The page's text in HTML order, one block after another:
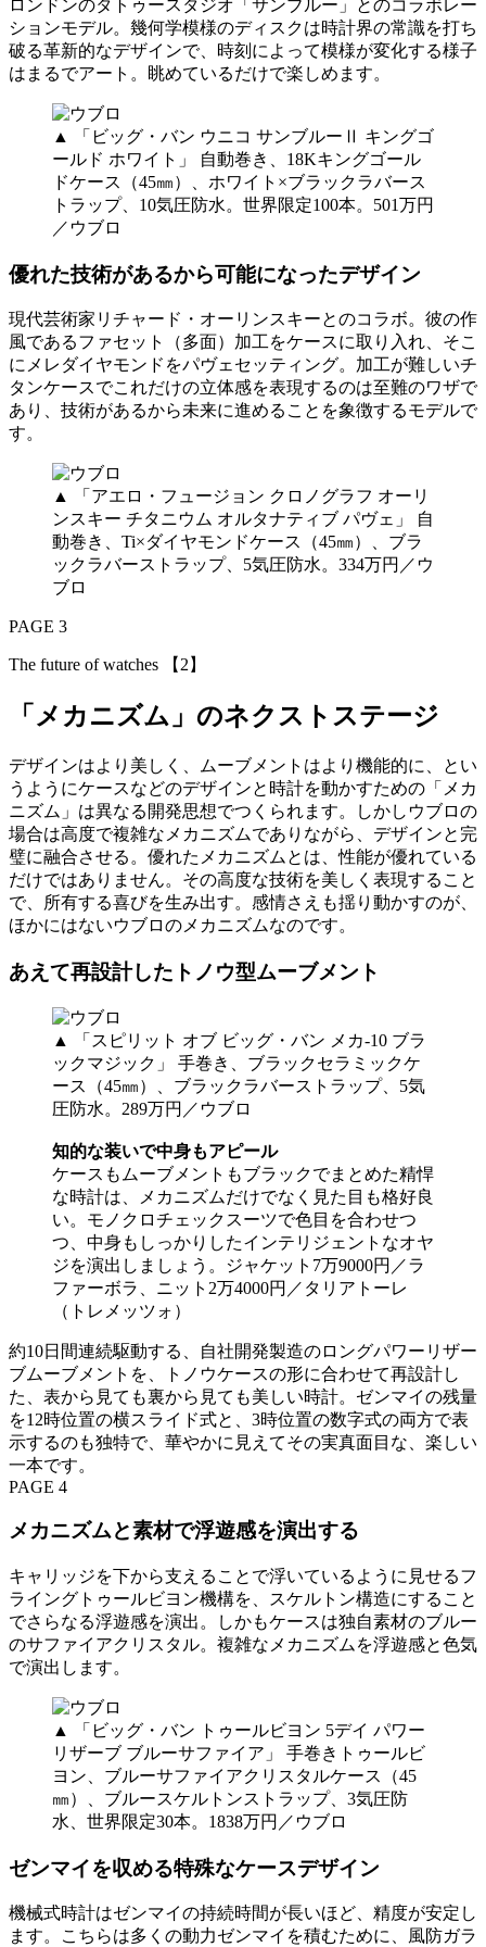
ロンドンのタトゥースタジオ「サンブルー」とのコラボレー
ションモデル。幾何学模様のディスクは時計界の常識を打ち
破る革新的なデザインで、時刻によって模様が変化する様子
はまるでアート。眺めているだけで楽しめます。
▲ 「ビッグ・バン ウニコ サンブルーⅡ キングゴ
ールド ホワイト」 自動巻き、18Kキングゴール
ドケース（45㎜）、ホワイト×ブラックラバース
トラップ、10気圧防水。世界限定100本。501万円
／ウブロ
優れた技術があるから可能になったデザイン
現代芸術家リチャード・オーリンスキーとのコラボ。彼の作
風であるファセット（多面）加工をケースに取り入れ、そこ
にメレダイヤモンドをパヴェセッティング。加工が難しいチ
タンケースでこれだけの立体感を表現するのは至難のワザで
あり、技術があるから未来に進めることを象徴するモデルで
す。
▲ 「アエロ・フュージョン クロノグラフ オーリ
ンスキー チタニウム オルタナティブ パヴェ」 自
動巻き、Ti×ダイヤモンドケース（45㎜）、ブラ
ックラバーストラップ、5気圧防水。334万円／ウ
ブロ
PAGE 3
The future of watches 【2】
「メカニズム」のネクストステージ
デザインはより美しく、ムーブメントはより機能的に、とい
うようにケースなどのデザインと時計を動かすための「メカ
ニズム」は異なる開発思想でつくられます。しかしウブロの
場合は高度で複雑なメカニズムでありながら、デザインと完
璧に融合させる。優れたメカニズムとは、性能が優れている
だけではありません。その高度な技術を美しく表現すること
で、所有する喜びを生み出す。感情さえも揺り動かすのが、
ほかにはないウブロのメカニズムなのです。
あえて再設計したトノウ型ムーブメント
▲ 「スピリット オブ ビッグ・バン メカ-10 ブラ
ックマジック」 手巻き、ブラックセラミックケ
ース（45㎜）、ブラックラバーストラップ、5気
圧防水。289万円／ウブロ
知的な装いで中身もアピール
ケースもムーブメントもブラックでまとめた精悍
な時計は、メカニズムだけでなく見た目も格好良
い。モノクロチェックスーツで色目を合わせつ
つ、中身もしっかりしたインテリジェントなオヤ
ジを演出しましょう。ジャケット7万9000円／ラ
ファーボラ、ニット2万4000円／タリアトーレ
（トレメッツォ）
約10日間連続駆動する、自社開発製造のロングパワーリザー
ブムーブメントを、トノウケースの形に合わせて再設計し
た、表から見ても裏から見ても美しい時計。ゼンマイの残量
を12時位置の横スライド式と、3時位置の数字式の両方で表
示するのも独特で、華やかに見えてその実真面目な、楽しい
一本です。
PAGE 4
メカニズムと素材で浮遊感を演出する
キャリッジを下から支えることで浮いているように見せるフ
ライングトゥールビヨン機構を、スケルトン構造にすること
でさらなる浮遊感を演出。しかもケースは独自素材のブルー
のサファイアクリスタル。複雑なメカニズムを浮遊感と色気
で演出します。
▲ 「ビッグ・バン トゥールビヨン 5デイ パワー
リザーブ ブルーサファイア」 手巻きトゥールビ
ヨン、ブルーサファイアクリスタルケース（45
㎜）、ブルースケルトンストラップ、3気圧防
水、世界限定30本。1838万円／ウブロ
ゼンマイを収める特殊なケースデザイン
機械式時計はゼンマイの持続時間が長いほど、精度が安定し
ます。こちらは多くの動力ゼンマイを積むために、風防ガラ